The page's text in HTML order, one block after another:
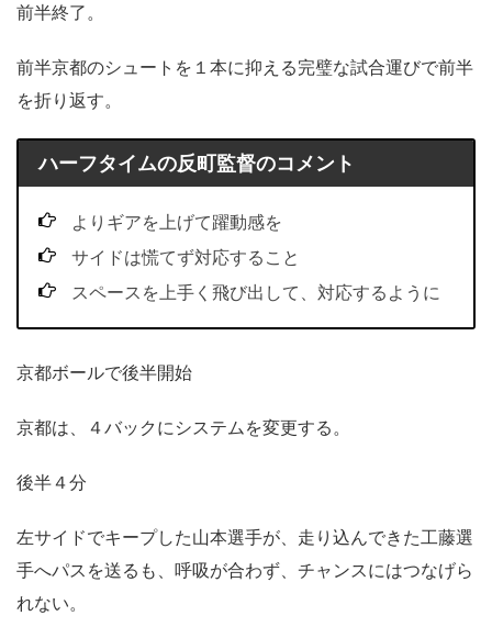
前半終了。
前半京都のシュートを１本に抑える完璧な試合運びで前半
を折り返す。
ハーフタイムの反町監督のコメント
よりギアを上げて躍動感を
サイドは慌てず対応すること
スペースを上手く飛び出して、対応するように
京都ボールで後半開始
京都は、４バックにシステムを変更する。
後半４分
左サイドでキープした山本選手が、走り込んできた工藤選
手へパスを送るも、呼吸が合わず、チャンスにはつなげら
れない。